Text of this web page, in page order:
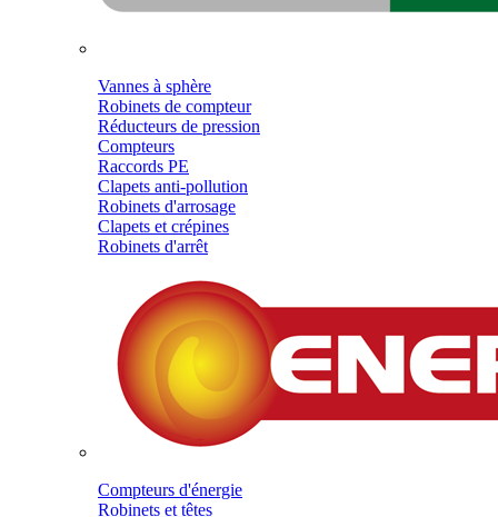
Vannes à sphère
Robinets de compteur
Réducteurs de pression
Compteurs
Raccords PE
Clapets anti-pollution
Robinets d'arrosage
Clapets et crépines
Robinets d'arrêt
Compteurs d'énergie
Robinets et têtes